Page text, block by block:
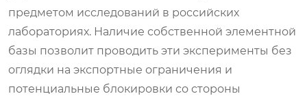
предметом исследований в российских
лабораториях. Наличие собственной элементной
базы позволит проводить эти эксперименты без
оглядки на экспортные ограничения и
потенциальные блокировки со стороны